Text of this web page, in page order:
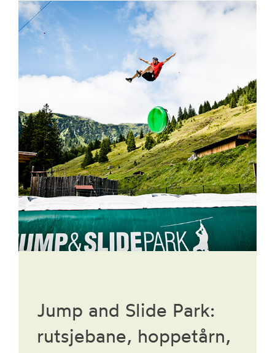
Jump and Slide Park:
rutsjebane, hoppetårn,